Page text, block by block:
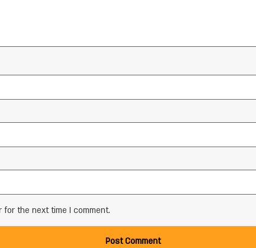
the next time I comment.